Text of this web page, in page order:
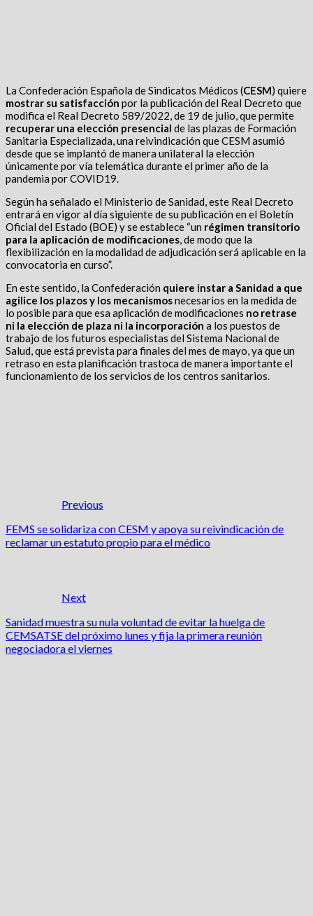
La Confederación Española de Sindicatos Médicos (CESM) quiere
mostrar su satisfacción por la publicación del Real Decreto que
modifica el Real Decreto 589/2022, de 19 de julio, que permite
recuperar una elección presencial de las plazas de Formación
Sanitaria Especializada, una reivindicación que CESM asumió
desde que se implantó de manera unilateral la elección
únicamente por vía telemática durante el primer año de la
pandemia por COVID19.
Según ha señalado el Ministerio de Sanidad, este Real Decreto
entrará en vigor al día siguiente de su publicación en el Boletín
Oficial del Estado (BOE) y se establece “un régimen transitorio
para la aplicación de modificaciones, de modo que la
flexibilización en la modalidad de adjudicación será aplicable en la
convocatoria en curso”.
En este sentido, la Confederación quiere instar a Sanidad a que
agilice los plazos y los mecanismosnecesarios en la medida de
lo posible para que esa aplicación de modificaciones no retrase
ni la elección de plaza ni la incorporación a los puestos de
trabajo de los futuros especialistas del Sistema Nacional de
Salud, que está prevista para finales del mes de mayo, ya que un
retraso en esta planificación trastoca de manera importante el
funcionamiento de los servicios de los centros sanitarios.
Previous
FEMS se solidariza con CESM y apoya su reivindicación de
reclamar un estatuto propio para el médico
Next
Sanidad muestra su nula voluntad de evitar la huelga de
CEMSATSE del próximo lunes y fija la primera reunión
negociadora el viernes